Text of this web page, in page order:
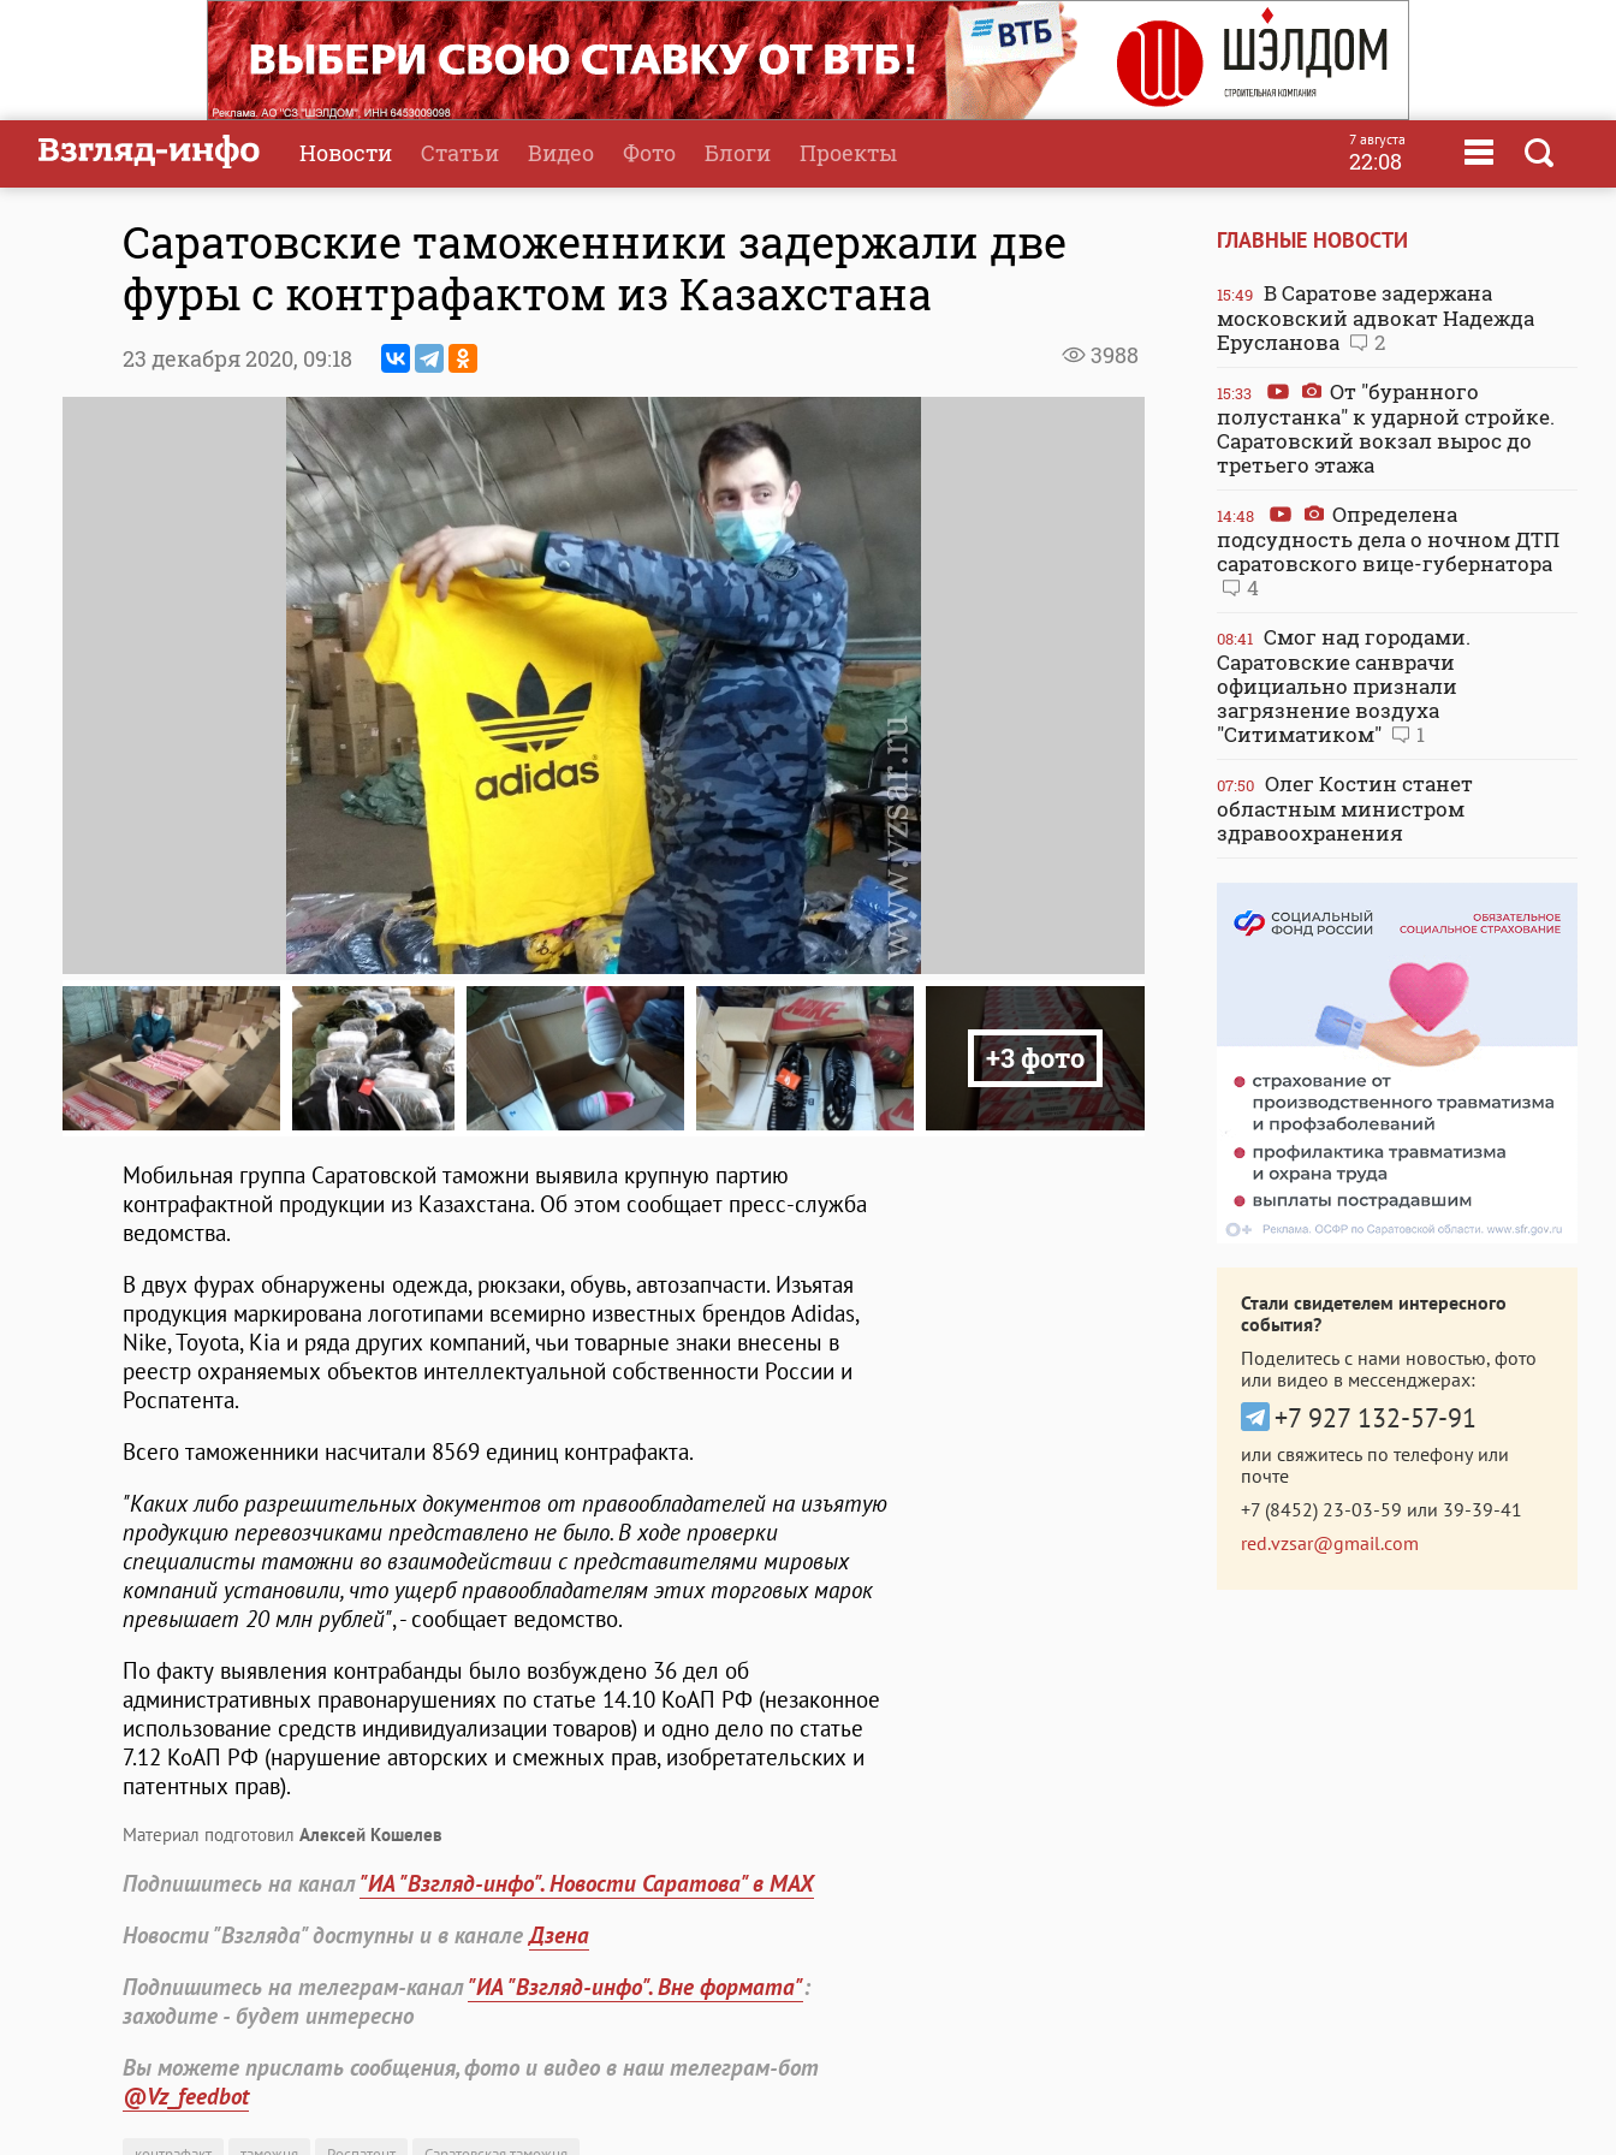
Новости Статьи Видео Фото Блоги Проекты 7 августа
22:08
Саратовские таможенники задержали две
фуры с контрафактом из Казахстана
3988
23 декабря 2020, 09:18
+3 фото
Мобильная группа Саратовской таможни выявила крупную партию
контрафактной продукции из Казахстана. Об этом сообщает пресс-служба
ведомства.
В двух фурах обнаружены одежда, рюкзаки, обувь, автозапчасти. Изъятая
продукция маркирована логотипами всемирно известных брендов Adidas,
Nike, Toyota, Kia и ряда других компаний, чьи товарные знаки внесены в
реестр охраняемых объектов интеллектуальной собственности России и
Роспатента.
Всего таможенники насчитали 8569 единиц контрафакта.
"Каких либо разрешительных документов от правообладателей на изъятую
продукцию перевозчиками представлено не было. В ходе проверки
специалисты таможни во взаимодействии с представителями мировых
компаний установили, что ущерб правообладателям этих торговых марок
превышает 20 млн рублей", - сообщает ведомство.
По факту выявления контрабанды было возбуждено 36 дел об
административных правонарушениях по статье 14.10 КоАП РФ (незаконное
использование средств индивидуализации товаров) и одно дело по статье
7.12 КоАП РФ (нарушение авторских и смежных прав, изобретательских и
патентных прав).
Материал подготовил Алексей Кошелев
Подпишитесь на канал"ИА "Взгляд-инфо". Новости Саратова" в MAX
Новости "Взгляда" доступны и в каналеДзена
Подпишитесь на телеграм-канал"ИА "Взгляд-инфо". Вне формата":
заходите - будет интересно
Вы можете прислать сообщения, фото и видео в наш телеграм-бот
@Vz_feedbot
ГЛАВНЫЕ НОВОСТИ
15:49 В Саратове задержана
московский адвокат Надежда
Ерусланова
2
15:33
От "буранного
полустанка" к ударной стройке.
Саратовский вокзал вырос до
третьего этажа
14:48
Определена
подсудность дела о ночном ДТП
саратовского вице-губернатора
4
08:41 Смог над городами.
Саратовские санврачи
официально признали
загрязнение воздуха
"Ситиматиком"
1
07:50 Олег Костин станет
областным министром
здравоохранения
Стали свидетелем интересного
события?
Поделитесь с нами новостью, фото
или видео в мессенджерах:
+7 927 132-57-91
или свяжитесь по телефону или
почте
+7 (8452) 23-03-59 или 39-39-41
red.vzsar@gmail.com